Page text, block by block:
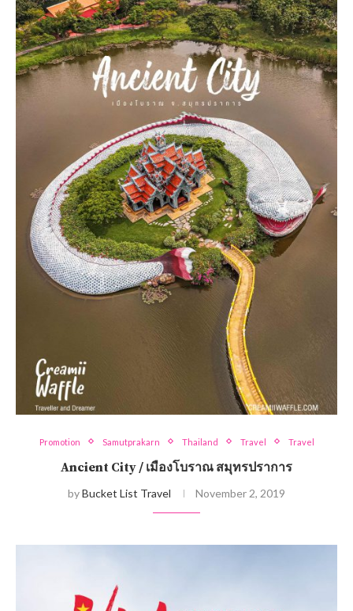
Promotion Samutprakarn Thailand Travel Travel
Ancient City / เมืองโบราณ สมุทรปราการ
byBucket List Travel November 2, 2019